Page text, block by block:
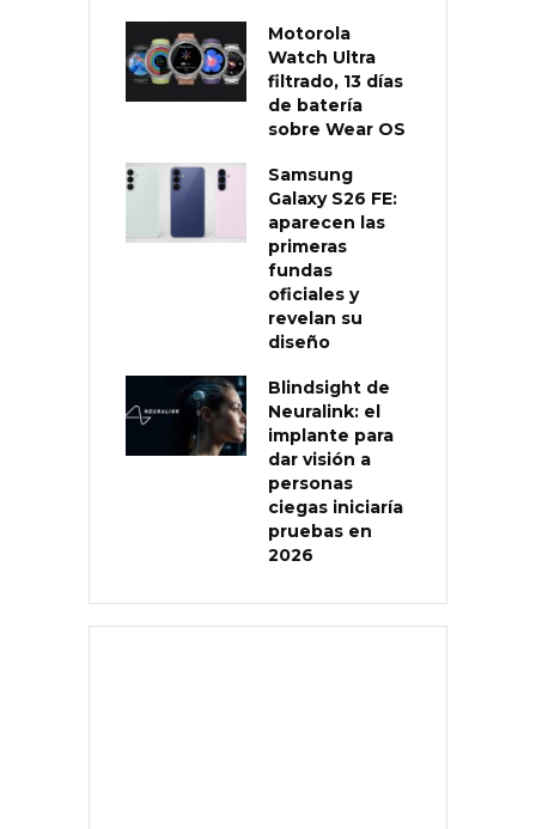
Motorola
Watch Ultra
filtrado, 13 días
de batería
sobre Wear OS
Samsung
Galaxy S26 FE:
aparecen las
primeras
fundas
oficiales y
revelan su
diseño
Blindsight de
Neuralink: el
implante para
dar visión a
personas
ciegas iniciaría
pruebas en
2026